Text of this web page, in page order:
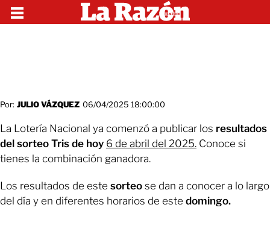
Por: JULIO VÁZQUEZ 06/04/2025 18:00:00
La Lotería Nacional ya comenzó a publicar los resultados
del sorteo Tris de hoy 6 de abril del 2025. Conoce si
tienes la combinación ganadora.
Los resultados de este sorteo se dan a conocer a lo largo
del día y en diferentes horarios de este domingo.